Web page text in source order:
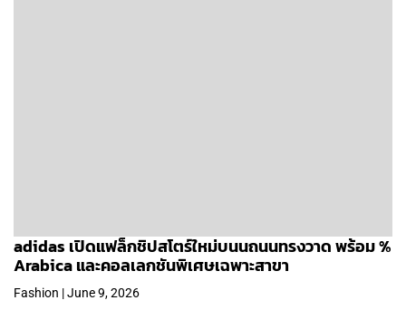
adidas เปิดแฟล็กชิปสโตร์ใหม่บนนถนนทรงวาด พร้อม %
Arabica และคอลเลกชันพิเศษเฉพาะสาขา
Fashion | June 9, 2026